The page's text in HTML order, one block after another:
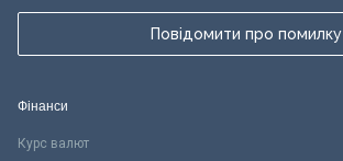
Повідомити про помилку
Фінанси
Курс валют